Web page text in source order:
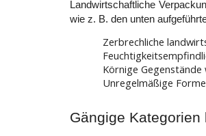
Landwirtschaftliche
wie z. B. den unten
Zerbrechliche
Körnige Gegenstände
Unregelmäßige
Gängige